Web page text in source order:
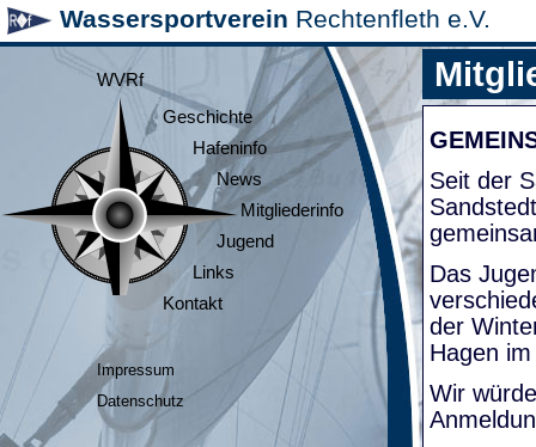
Wassersportverein Rechtenfleth e.V.
WVRf
Geschichte
Hafeninfo
News
Mitgliederinfo
Jugend
Links
Kontakt
Impressum
Datenschutz
Seit der
Das
der
Hagen
Wir